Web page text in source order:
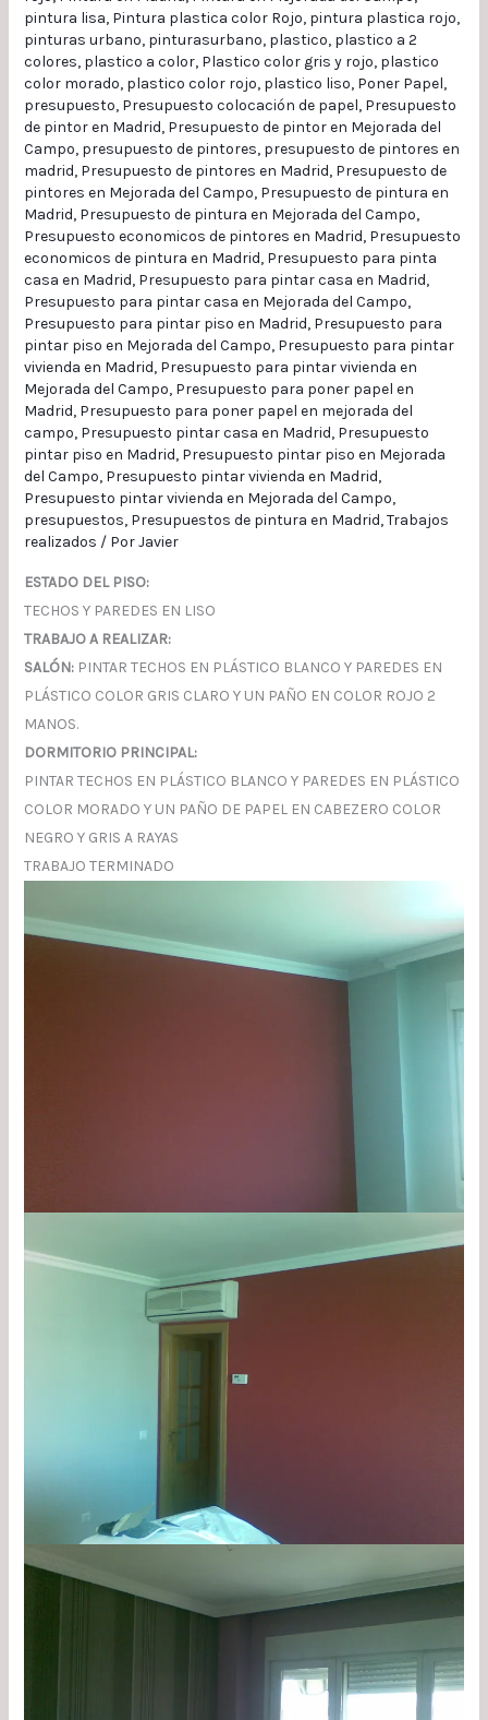
pintura lisa, Pintura plastica color Rojo, pintura plastica rojo,
pinturas urbano, pinturasurbano, plastico, plastico a 2
colores, plastico a color, Plastico color gris y rojo, plastico
color morado, plastico color rojo, plastico liso, Poner Papel,
presupuesto, Presupuesto colocación de papel, Presupuesto
de pintor en Madrid, Presupuesto de pintor en Mejorada del
Campo, presupuesto de pintores, presupuesto de pintores en
madrid, Presupuesto de pintores en Madrid, Presupuesto de
pintores en Mejorada del Campo, Presupuesto de pintura en
Madrid, Presupuesto de pintura en Mejorada del Campo,
Presupuesto economicos de pintores en Madrid, Presupuesto
economicos de pintura en Madrid, Presupuesto para pinta
casa en Madrid, Presupuesto para pintar casa en Madrid,
Presupuesto para pintar casa en Mejorada del Campo,
Presupuesto para pintar piso en Madrid, Presupuesto para
pintar piso en Mejorada del Campo, Presupuesto para pintar
vivienda en Madrid, Presupuesto para pintar vivienda en
Mejorada del Campo, Presupuesto para poner papel en
Madrid, Presupuesto para poner papel en mejorada del
campo, Presupuesto pintar casa en Madrid, Presupuesto
pintar piso en Madrid, Presupuesto pintar piso en Mejorada
del Campo, Presupuesto pintar vivienda en Madrid,
Presupuesto pintar vivienda en Mejorada del Campo,
presupuestos, Presupuestos de pintura en Madrid,Trabajos
realizados / PorJavier
ESTADO DEL PISO:
TECHOS Y PAREDES EN LISO
TRABAJO A REALIZAR:
SALÓN:PINTAR TECHOS EN PLÁSTICO BLANCO Y PAREDES EN
PLÁSTICO COLOR GRIS CLARO Y UN PAÑO EN COLOR ROJO 2
MANOS.
DORMITORIO PRINCIPAL:
PINTAR TECHOS EN PLÁSTICO BLANCO Y PAREDES EN PLÁSTICO
COLOR MORADO Y UN PAÑO DE PAPEL EN CABEZERO COLOR
NEGRO Y GRIS A RAYAS
TRABAJO TERMINADO